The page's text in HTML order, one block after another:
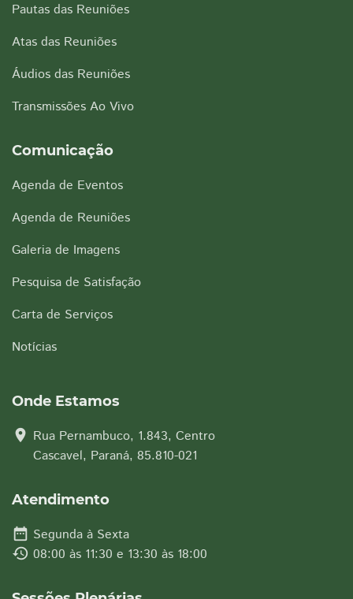
Pautas das Reuniões
Atas das Reuniões
Áudios das Reuniões
Transmissões Ao Vivo
Comunicação
Agenda de Eventos
Agenda de Reuniões
Galeria de Imagens
Pesquisa de Satisfação
Carta de Serviços
Notícias
Onde Estamos
location_on Rua Pernambuco, 1.843, Centro
Cascavel, Paraná, 85.810-021
Atendimento
date_range Segunda à Sexta
history 08:00 às 11:30 e 13:30 às 18:00